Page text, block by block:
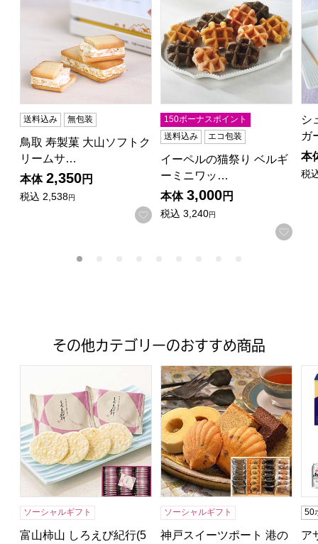
送料込み 無包装
鳥取 寿製菓 大山ソフトク
リームサ…
本体 2,350円
税込 2,538円
お気に入りに登録する
150ボーナスポイント
送料込み
エコ包装
イーペルの猫祭り ベルギ
ーミニワッ…
本体 3,000円
税込 3,240円
お気
シ
ガ
本
税
その他カテゴリーのおすすめ商品
富山柿山 しろえび紀行(54袋入り)【年間ギフト】[SKB4]
ソーシャルギフト
富山柿山 しろえび紀行(5
神戸スイーツポート 港の風に
ソーシャルギフト
神戸スイーツポート 港の
50
ア